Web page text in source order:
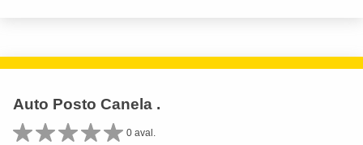
Auto Posto Canela .
0 aval.